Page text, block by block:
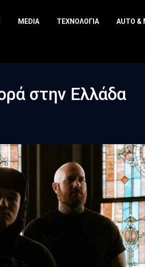
MEDIA ΤΕΧΝΟΛΟΓΊΑ AUTO &
στην Ελλάδα